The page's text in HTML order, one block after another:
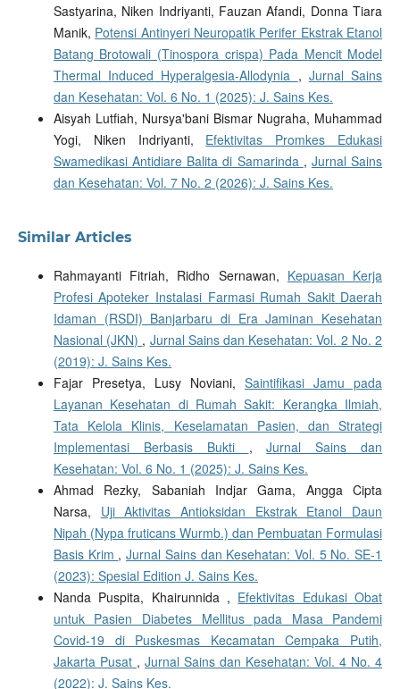
Sastyarina, Niken Indriyanti, Fauzan Afandi, Donna Tiara
Manik, Potensi Antinyeri Neuropatik Perifer Ekstrak Etanol
Batang Brotowali (Tinospora crispa) Pada Mencit Model
Thermal Induced Hyperalgesia-Allodynia , Jurnal Sains
dan Kesehatan: Vol. 6 No. 1 (2025): J. Sains Kes.
Aisyah Lutfiah, Nursya'bani Bismar Nugraha, Muhammad
Yogi, Niken Indriyanti, Efektivitas Promkes Edukasi
Swamedikasi Antidiare Balita di Samarinda , Jurnal Sains
dan Kesehatan: Vol. 7 No. 2 (2026): J. Sains Kes.
Similar Articles
Rahmayanti Fitriah, Ridho Sernawan, Kepuasan Kerja
Profesi Apoteker Instalasi Farmasi Rumah Sakit Daerah
Idaman (RSDI) Banjarbaru di Era Jaminan Kesehatan
Nasional (JKN) , Jurnal Sains dan Kesehatan: Vol. 2 No. 2
(2019): J. Sains Kes.
Fajar Presetya, Lusy Noviani,Saintifikasi Jamu pada
Layanan Kesehatan di Rumah Sakit: Kerangka Ilmiah,
Tata Kelola Klinis, Keselamatan Pasien, dan Strategi
Implementasi Berbasis Bukti ,Jurnal Sains dan
Kesehatan: Vol. 6 No. 1 (2025): J. Sains Kes.
Ahmad Rezky, Sabaniah Indjar Gama, Angga Cipta
Narsa, Uji Aktivitas Antioksidan Ekstrak Etanol Daun
Nipah (Nypa fruticans Wurmb.) dan Pembuatan Formulasi
Basis Krim ,Jurnal Sains dan Kesehatan: Vol. 5 No. SE-1
(2023): Spesial Edition J. Sains Kes.
Nanda Puspita, Khairunnida , Efektivitas Edukasi Obat
untuk Pasien Diabetes Mellitus pada Masa Pandemi
Covid-19 di Puskesmas Kecamatan Cempaka Putih,
Jakarta Pusat , Jurnal Sains dan Kesehatan: Vol. 4 No. 4
(2022): J. Sains Kes.